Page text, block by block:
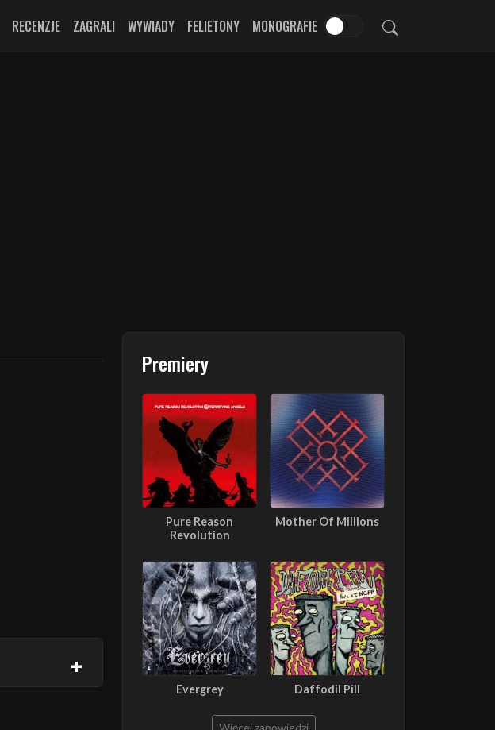
RECENZJE ZAGRALI WYWIADY FELIETONY MONOGRAFIE
Premiery
Pure Reason
Revolution
Mother Of Millions
Evergrey Daffodil Pill
Więcej zapowiedzi